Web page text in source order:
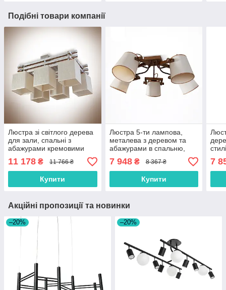
Подібні товари компанії
Люстра зі світлого дерева
для зали, спальні з
абажурами кремовими
11 178 ₴ 11 766 ₴
Купити
Люстра 5-ти лампова,
металева з деревом та
абажурами в спальню,
зал, вітальню
7 948₴ 8 367 ₴
Купити
7
Акційні пропозиції та новинки
–20% –20%